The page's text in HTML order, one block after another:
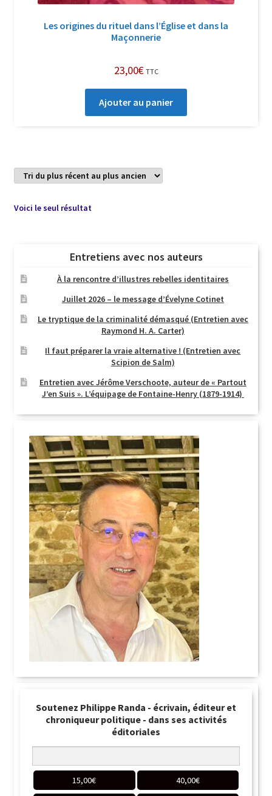
Les origines du rituel dans l’Église et dans la
Maçonnerie
23,00€ TTC
Ajouter au panier
Voici le seul résultat
Entretiens avec nos auteurs
À la rencontre d’illustres rebelles identitaires
Juillet 2026 – le message d’Évelyne Cotinet
Le tryptique de la criminalité démasqué (Entretien avec
Raymond H. A. Carter)
Il faut préparer la vraie alternative ! (Entretien avec
Scipion de Salm)
Entretien avec Jérôme Verschoote, auteur de « Partout
J’en Suis ». L’équipage de Fontaine-Henry (1879-1914)
Soutenez Philippe Randa - écrivain, éditeur et
chroniqueur politique - dans ses activités
éditoriales
15,00€ 40,00€